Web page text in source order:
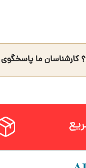
کارشناسان ما